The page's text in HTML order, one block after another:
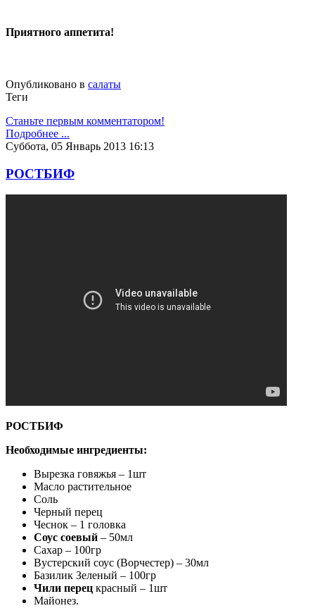
Приятного аппетита!
Опубликовано в салаты
Теги
Станьте первым комментатором!
Подробнее ...
Суббота, 05 Январь 2013 16:13
РОСТБИФ
РОСТБИФ
Необходимые ингредиенты:
Вырезка говяжья – 1шт
Масло растительное
Соль
Черный перец
Чеснок – 1 головка
Соус соевый – 50мл
Сахар – 100гр
Вустерский соус (Ворчестер) – 30мл
Базилик Зеленый – 100гр
Чили перец красный – 1шт
Майонез.